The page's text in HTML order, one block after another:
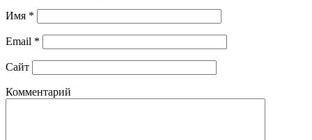
Имя *
Email *
Сайт
Комментарий